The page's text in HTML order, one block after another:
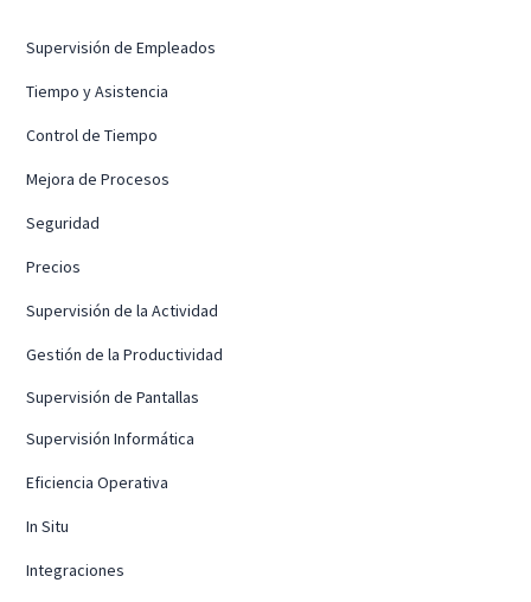
Supervisión de Empleados
Tiempo y Asistencia
Control de Tiempo
Mejora de Procesos
Seguridad
Precios
Supervisión de la Actividad
Gestión de la Productividad
Supervisión de Pantallas
Supervisión Informática
Eficiencia Operativa
In Situ
Integraciones